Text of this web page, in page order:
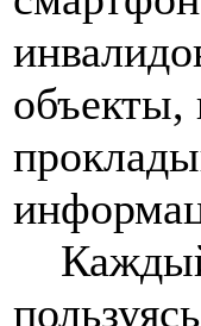
объекты,
Каждый